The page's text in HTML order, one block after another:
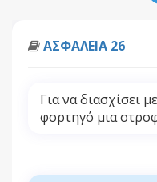
ΑΣΦΑΛΕΙΑ 26
Για να διασχίσει
φορτηγό μια